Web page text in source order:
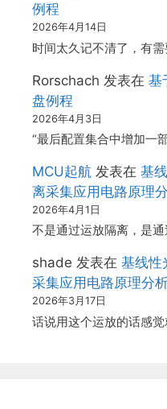
例程
2026年4月14日
时间太久记不清了，有
Rorschach 发表在 基
盘例程
2026年4月3日
“最后配置集合中增加一
MCU起航 发表在 基
离采集应用电路原理
2026年4月1日
不是通过运放隔离，是通
shade 发表在 基线性
采集应用电路原理分
2026年3月17日
话说用这个运放的话感